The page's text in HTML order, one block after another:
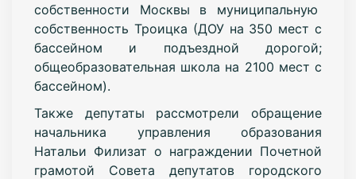
собственности Москвы в муниципальную
собственность Троицка (ДОУ на 350 мест с
бассейном и подъездной дорогой;
общеобразовательная школа на 2100 мест с
бассейном).
Также депутаты рассмотрели обращение
начальника управления образования
Натальи Филизат о награждении Почетной
грамотой Совета депутатов городского